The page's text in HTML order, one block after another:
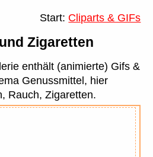
Start: Cliparts & GIFs
Zigaretten
enthält (animierte) Gifs &
Genussmittel, hier
Rauch, Zigaretten.